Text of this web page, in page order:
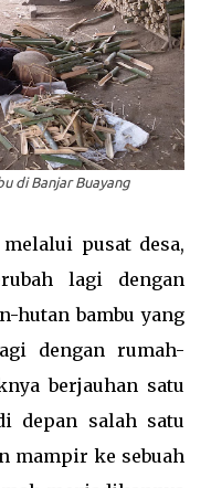
di Banjar Buayang
pusat desa,
lagi dengan
hutan bambu yang
dengan rumah-
berjauhan satu
depan salah satu
mampir ke sebuah